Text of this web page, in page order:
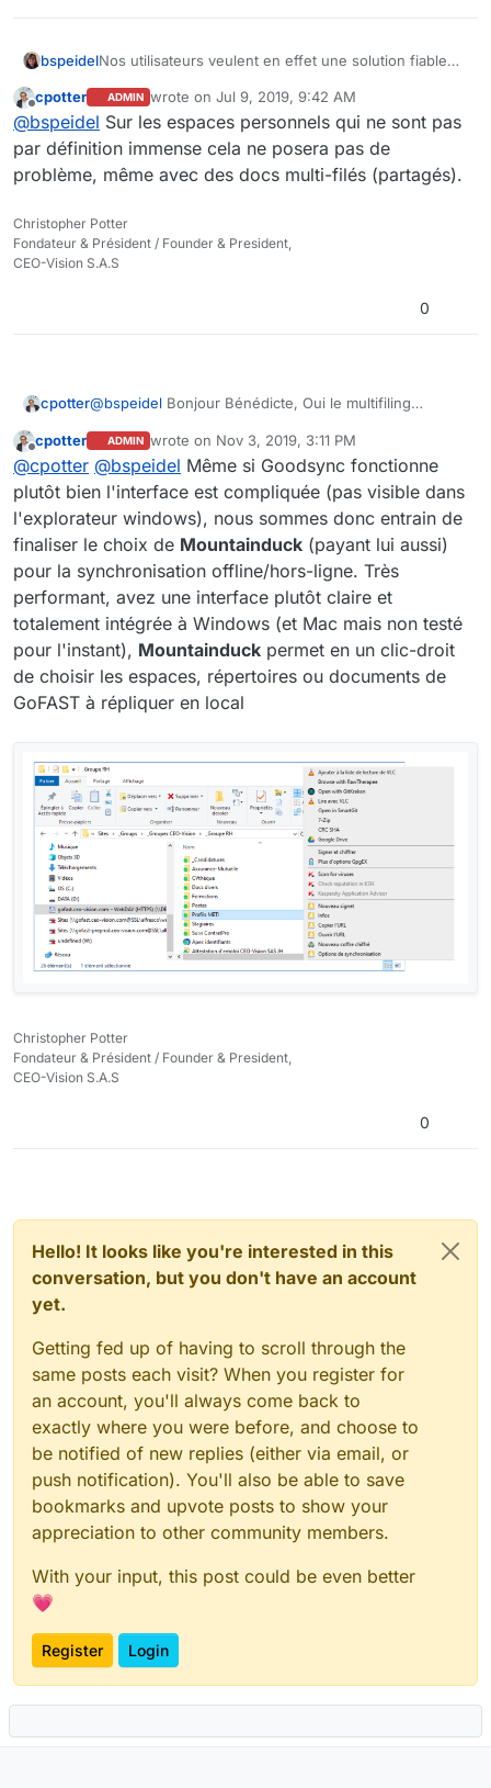
bspeidelNos utilisateurs veulent en effet une solution fiable
en mission sur le terrain et qu'il y a des problèmes de
connexion ou parfois aucune même.
Pour le moment, on leur a suggéré cmisync
seulement pour leur espace privé.
D'où la question des fichiers multifilés dans un
merci
Offline
cpotter ADMIN wrote on Jul 9, 2019, 9:42 AM
last edited by
@bspeidel Sur les espaces personnels qui ne sont pas
par définition immense cela ne posera pas de
problème, même avec des docs multi-filés (partagés).
Christopher Potter
Fondateur & Président / Founder & President,
CEO-Vision S.A.S
0
cpotter@bspeidel Bonjour Bénédicte, Oui le multifiling
local). Sur le PC, le fichier est copié N fois dans
chaque emplacement.
A noter que nous avons un problème avec CMISSync
pour la synchro d'un entrepôt de 15.000 fichiers /
24Gb que le développeur ne corrige pas
https://github.com/aegif/CmisSync/issues/740
et
https://github.com/aegif/CmisSync/issues/747).
Nous faisons donc aussi des tests d'une solution
alternative payante pour le futur (GoodSync).
Actuellement les tests ne sont que de GoFAST vers le
PC local. Sais-tu si cela peut suffire pour vos
utilisateurs où ils souhaitent aussi modifier les fichiers
en local en mode déconnecté du réseau
(technologiquement c'est nettement plus compliqué, il
y a toute une gestion des conflits à faire, ce que fait
d'ailleurs CMISSync).
Offline
cpotter ADMIN wrote on Nov 3, 2019, 3:11 PM
last edited by cpotterNov 3, 2019, 4:15 PM
@cpotter @bspeidel Même si Goodsync fonctionne
plutôt bien l'interface est compliquée (pas visible dans
l'explorateur windows), nous sommes donc entrain de
finaliser le choix de Mountainduck (payant lui aussi)
pour la synchronisation offline/hors-ligne. Très
performant, avez une interface plutôt claire et
totalement intégrée à Windows (et Mac mais non testé
pour l'instant), Mountainduck permet en un clic-droit
de choisir les espaces, répertoires ou documents de
GoFAST à répliquer en local
Christopher Potter
Fondateur & Président / Founder & President,
CEO-Vision S.A.S
0
Hello! It looks like you're interested in this
conversation, but you don't have an account
yet.
Getting fed up of having to scroll through the
same posts each visit? When you register for
an account, you'll always come back to
exactly where you were before, and choose to
be notified of new replies (either via email, or
push notification). You'll also be able to save
bookmarks and upvote posts to show your
appreciation to other community members.
With your input, this post could be even better
💗
Register Login